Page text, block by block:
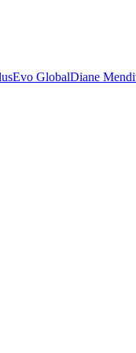
Evo GlobalDiane